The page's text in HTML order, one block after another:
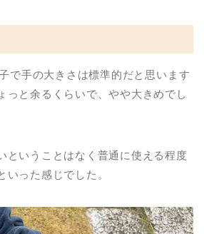
で手の大きさは標準的だと思います
っと余るくらいで、やや大きめでし
ということはなく普通に使える程度
いった感じでした。